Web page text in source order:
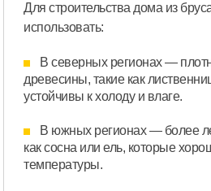
Для строительства дома из
использовать:
В северных регионах —
древесины, такие как
устойчивы к холоду и влаге.
В южных регионах — более
как сосна или ель, которые
температуры.